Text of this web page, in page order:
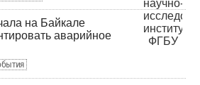
на Байкале
аварийное